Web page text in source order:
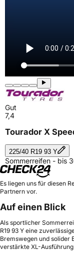
Gut
7,4
Tourador X
225/40 R19 93 Y
Sommerreifen - bis
Es liegen uns für diesen
Partnern vor.
Auf einen Blick
Als sportlicher
R19 93 Y eine
Bremswegen und solider
verstärkte XL-